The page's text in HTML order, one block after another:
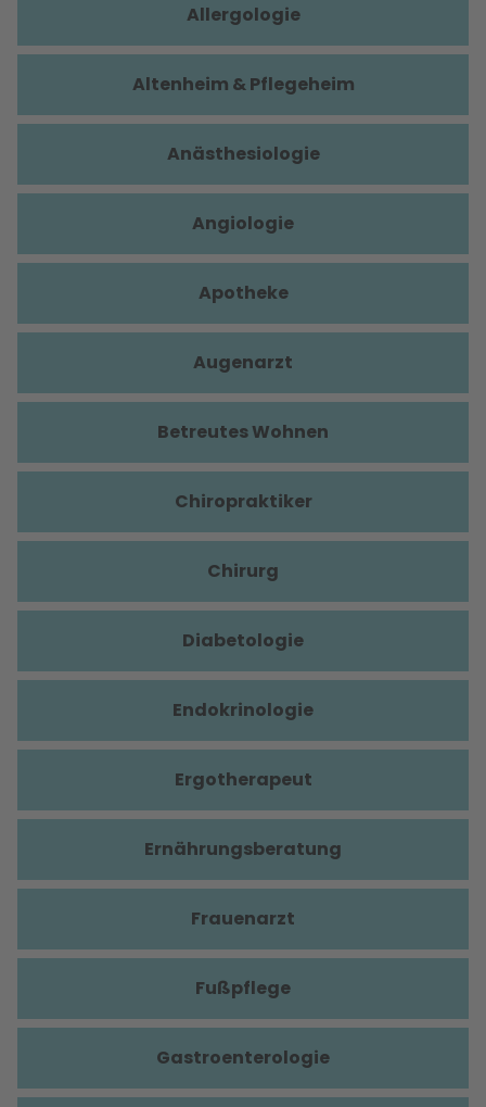
Allergologie
Altenheim & Pflegeheim
Anästhesiologie
Angiologie
Apotheke
Augenarzt
Betreutes Wohnen
Chiropraktiker
Chirurg
Diabetologie
Endokrinologie
Ergotherapeut
Ernährungsberatung
Frauenarzt
Fußpflege
Gastroenterologie